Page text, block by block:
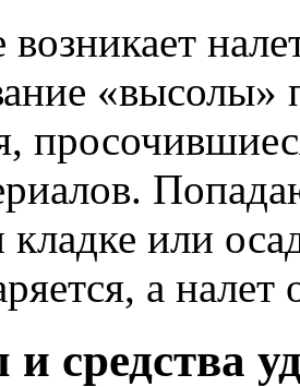
«высолы»
или
а
средства